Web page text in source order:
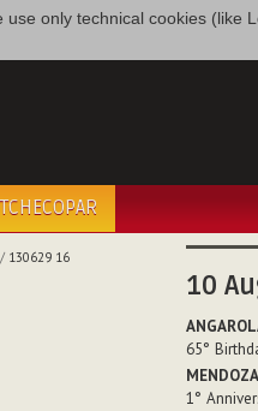
only technical cookies (like
/ 130629 16
10
65°
1°